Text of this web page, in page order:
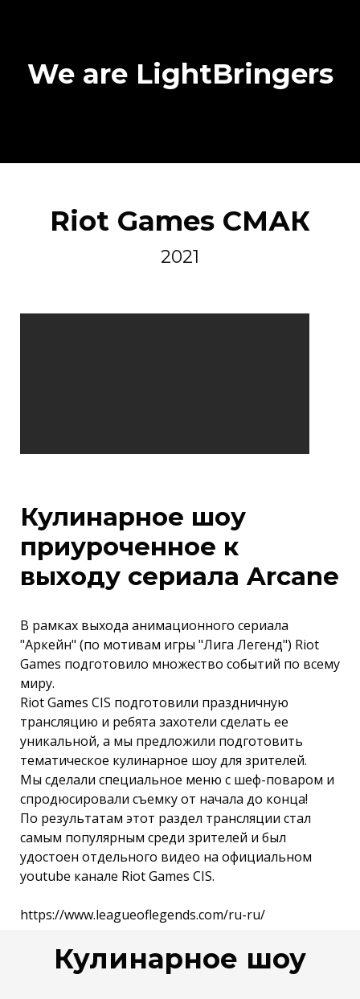
We are LightBringers
Riot Games СМАК
2021
Кулинарное шоу
приуроченное к
выходу сериала Arcane
В рамках выхода анимационного сериала
"Аркейн" (по мотивам игры "Лига Легенд") Riot
Games подготовило множество событий по всему
миру.
Riot Games CIS подготовили праздничную
трансляцию и ребята захотели сделать ее
уникальной, а мы предложили подготовить
тематическое кулинарное шоу для зрителей.
Мы сделали специальное меню с шеф-поваром и
спродюсировали съемку от начала до конца!
По результатам этот раздел трансляции стал
самым популярным среди зрителей и был
удостоен отдельного видео на официальном
youtube канале Riot Games CIS.
https://www.leagueoflegends.com/ru-ru/
Кулинарное шоу